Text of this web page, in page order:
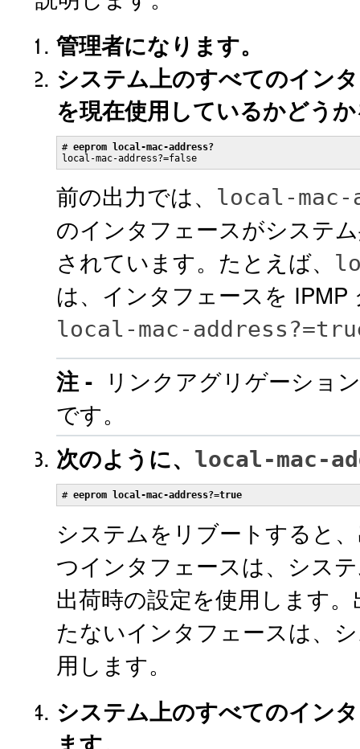
管理者になります。
システム上のすべてのイン
を現在使用しているかどう
# eeprom local-mac-address?
local-mac-address?=false
前の出力では、 local-mac-
のインタフェースがシステ
されています。たとえば、
は、インタフェースを
local-mac-
注 - リンクアグリゲーショ
です。
次のように、 local-mac-
# eeprom local-mac-address?=true
システムをリブートすると
つインタフェースは、シス
出荷時の設定を使用します
たないインタフェースは、
用します。
システム上のすべてのイン